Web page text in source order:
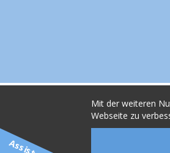
Mit der weiteren
Webseite zu